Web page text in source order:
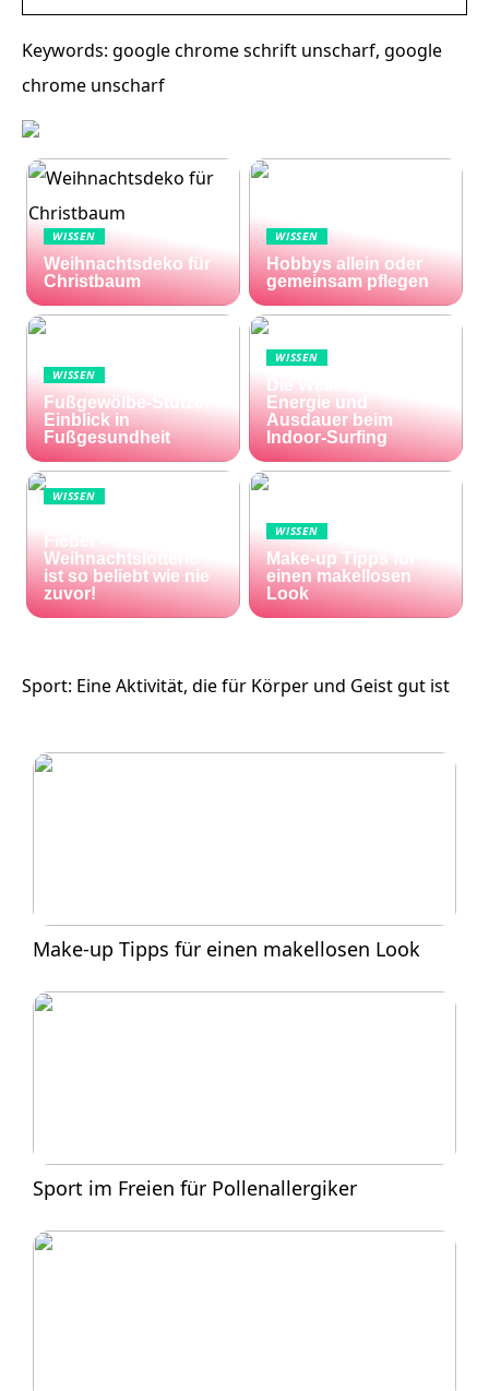
Keywords: google chrome schrift unscharf, google
chrome unscharf
WISSEN
Weihnachtsdeko für
Christbaum
WISSEN
Hobbys allein oder
gemeinsam pflegen
WISSEN
Fußgewölbe-Stütze:
Einblick in
Fußgesundheit
WISSEN
Die Welle zu Hause:
Energie und
Ausdauer beim
Indoor-Surfing
WISSEN
Fieber – die El Gordo
Weihnachtslotterie
ist so beliebt wie nie
zuvor!
WISSEN
Make-up Tipps für
einen makellosen
Look
Sport: Eine Aktivität, die für Körper und Geist gut ist
Make-up Tipps für einen makellosen Look
Sport im Freien für Pollenallergiker